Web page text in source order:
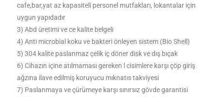
cafe,bar,yat az kapasiteli personel mutfakları, lokantalar için
uygun yapıdadır
3) Abd üretimi ve ce kalite belgeli
4) Anti microbial koku ve bakteri önleyen sistem (Bio Shell)
5) 304 kalite paslanmaz çelik iç döner disk ve dış bıçak
6) Cihazın içine atılmaması gereken l cisimlere karşı çöp giriş
ağzına ilave edilmiş koruyucu mıknatıs takviyesi
7) Paslanmaya ve çürümeye karşı sınırsız gövde garantisi